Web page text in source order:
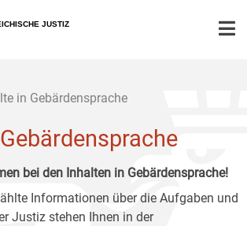
JUSTIZ
in Gebärdensprache
bei den Inhalten in Gebärdensprache!
Informationen über die Aufgaben und
Justiz stehen Ihnen in der